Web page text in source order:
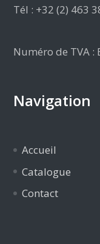
Tél : +32 (2) 463
Numéro de TVA :
Navigation
Accueil
Catalogue
Contact